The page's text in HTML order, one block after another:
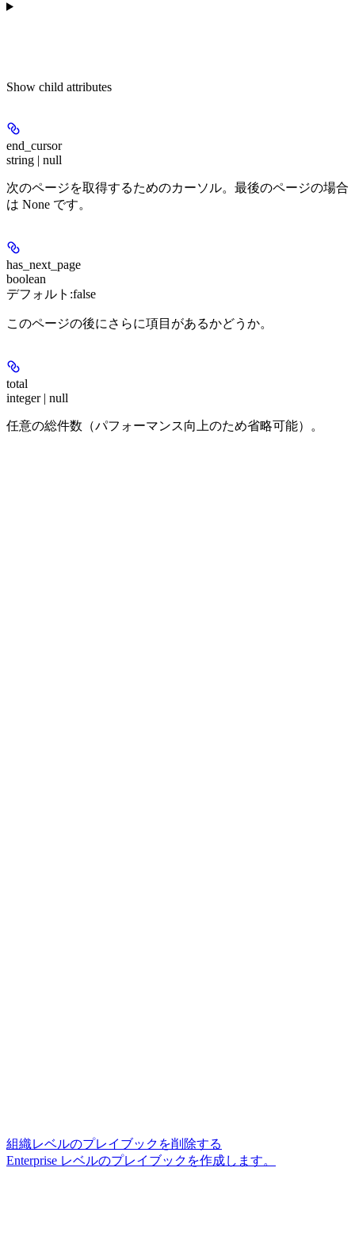
Show child attributes
end_cursor
string | null
次のページを取得するためのカーソル。最後のページの場合
は None です。
has_next_page
boolean
デフォルト:false
このページの後にさらに項目があるかどうか。
total
integer | null
任意の総件数（パフォーマンス向上のため省略可能）。
組織レベルのプレイブックを削除する
Enterprise レベルのプレイブックを作成します。